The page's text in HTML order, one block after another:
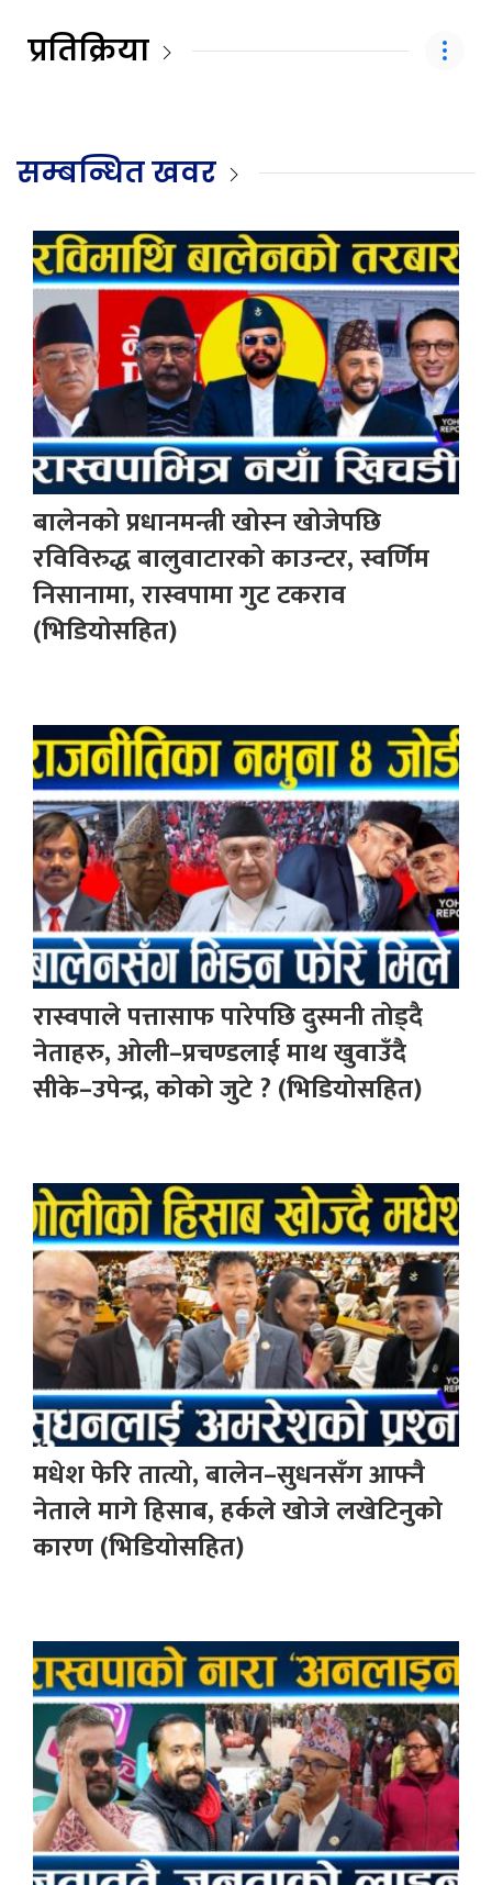
प्रतिक्रिया
सम्बन्धित खवर
बालेनको प्रधानमन्त्री खोस्न खोजेपछि
रविविरुद्ध बालुवाटारको काउन्टर, स्वर्णिम
निसानामा, रास्वपामा गुट टकराव
(भिडियोसहित)
रास्वपाले पत्तासाफ पारेपछि दुस्मनी तोड्दै
नेताहरु, ओली–प्रचण्डलाई माथ खुवाउँदै
सीके–उपेन्द्र, कोको जुटे ? (भिडियोसहित)
मधेश फेरि तात्यो, बालेन–सुधनसँग आफ्नै
नेताले मागे हिसाब, हर्कले खोजे लखेटिनुको
कारण (भिडियोसहित)